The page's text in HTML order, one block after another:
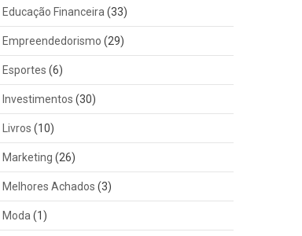
Educação Financeira (33)
Empreendedorismo (29)
Esportes (6)
Investimentos (30)
Livros (10)
Marketing (26)
Melhores Achados (3)
Moda (1)